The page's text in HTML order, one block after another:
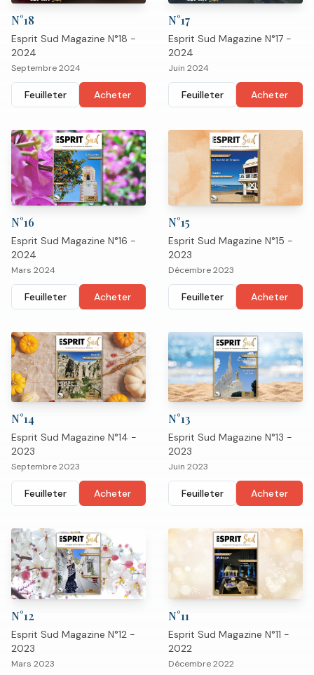
N°18
Esprit Sud Magazine N°18 -
2024
Septembre 2024
Feuilleter Acheter
N°17
Esprit Sud Magazine N°17 -
2024
Juin 2024
Feuilleter Acheter
N°16
Esprit Sud Magazine N°16 -
2024
Mars 2024
Feuilleter Acheter
N°15
Esprit Sud Magazine N°15 -
2023
Décembre 2023
Feuilleter Acheter
N°14
Esprit Sud Magazine N°14 -
2023
Septembre 2023
Feuilleter Acheter
N°13
Esprit Sud Magazine N°13 -
2023
Juin 2023
Feuilleter Acheter
N°12
Esprit Sud Magazine N°12 -
2023
Mars 2023
N°11
Esprit Sud Magazine N°11 -
2022
Décembre 2022